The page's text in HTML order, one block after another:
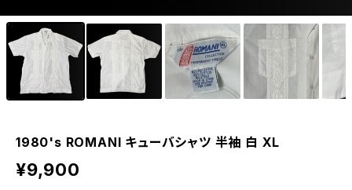
1980's ROMANI キューバシャツ 半袖 白 XL
¥9,900